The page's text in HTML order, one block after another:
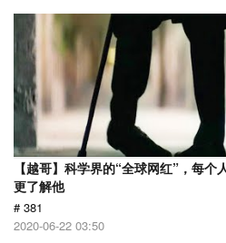
【越哥】科学界的“全球网红”，每
更了解他
# 381
2020-06-22 03:50